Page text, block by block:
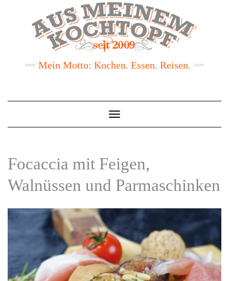
Mein Motto: Kochen. Essen. Reisen.
Toggle
Navigation
Focaccia mit Feigen,
Walnüssen und Parmaschinken